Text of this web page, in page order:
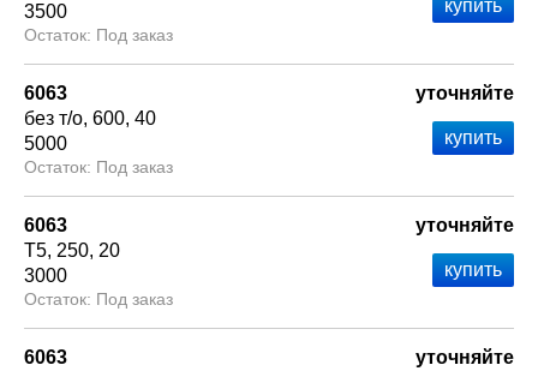
3500
Под заказ
6063
без т/о 600 40
5000
Под заказ
уточняйте
6063
Т5 250 20
3000
Под заказ
уточняйте
6063
уточняйте